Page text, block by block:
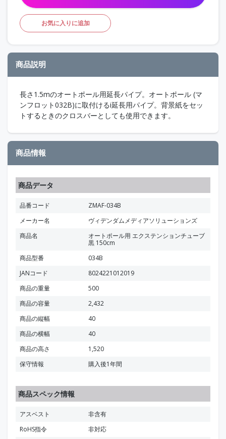
お気に入りに追加
商品説明
長さ1.5mのオートポール用延長パイプ。オートポール (マ
ンフロット032B)に取付けるi延長用パイプ。背景紙をセッ
トするときのクロスバーとしても使用できます。
商品情報
商品データ
品番コード
ZMAF-034B
メーカー名
ヴィデンダムメディアソリューションズ
商品名
オートポール用 エクステンションチューブ
黒 150cm
商品型番
034B
JANコード
8024221012019
商品の重量
500
商品の容量
2,432
商品の縦幅
40
商品の横幅
40
商品の高さ
1,520
保守情報
購入後1年間
商品スペック情報
アスベスト
非含有
RoHS指令
非対応